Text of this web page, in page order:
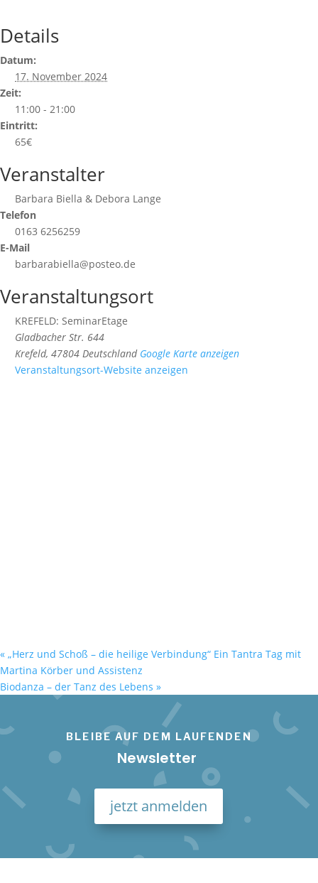
Details
Datum:
17. November 2024
Zeit:
11:00 - 21:00
Eintritt:
65€
Veranstalter
Barbara Biella & Debora Lange
Telefon
0163 6256259
E-Mail
barbarabiella@posteo.de
Veranstaltungsort
KREFELD: SeminarEtage
Gladbacher Str. 644
Krefeld, 47804 Deutschland Google Karte anzeigen
Veranstaltungsort-Website anzeigen
« „Herz und Schoß – die heilige Verbindung“ Ein Tantra Tag mit
Martina Körber und Assistenz
Biodanza – der Tanz des Lebens »
BLEIBE AUF DEM LAUFENDEN
Newsletter
jetzt anmelden